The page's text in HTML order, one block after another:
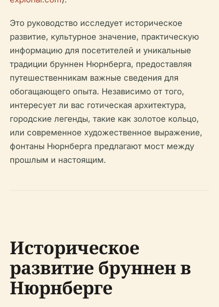
Это руководство исследует историческое
развитие, культурное значение, практическую
информацию для посетителей и уникальные
традиции бруннен Нюрнберга, предоставляя
путешественникам важные сведения для
обогащающего опыта. Независимо от того,
интересует ли вас готическая архитектура,
городские легенды, такие как золотое кольцо,
или современное художественное выражение,
фонтаны Нюрнберга предлагают мост между
прошлым и настоящим.
Историческое
развитие бруннен в
Нюрнберге